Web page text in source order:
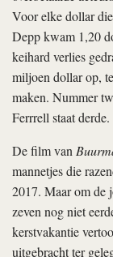
Voor elke dollar
Depp kwam 1,20
keihard verlies
miljoen dollar op,
maken. Nummer
Ferrrell staat derde.
De film van
mannetjes die
2017. Maar om de
zeven nog niet
kerstvakantie
uitgebracht ter